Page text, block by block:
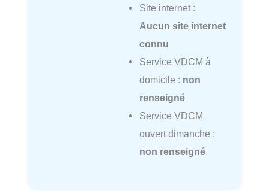
Site internet :
Aucun site internet
connu
Service VDCM à
domicile : non
renseigné
Service VDCM
ouvert dimanche :
non renseigné